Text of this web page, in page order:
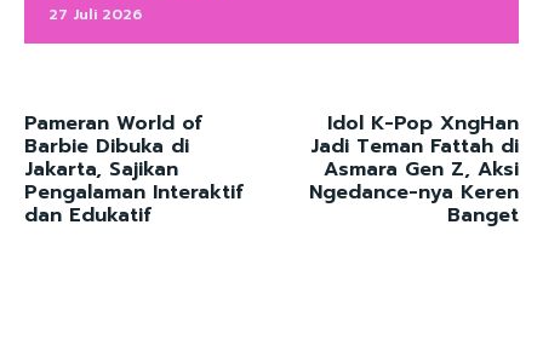
27 Juli 2026
Pameran World of
Barbie Dibuka di
Jakarta, Sajikan
Pengalaman Interaktif
dan Edukatif
Idol K-Pop XngHan
Jadi Teman Fattah di
Asmara Gen Z, Aksi
Ngedance-nya Keren
Banget